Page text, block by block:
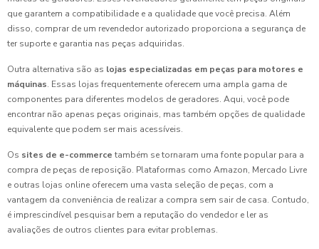
que garantem a compatibilidade e a qualidade que você precisa. Além
disso, comprar de um revendedor autorizado proporciona a segurança de
ter suporte e garantia nas peças adquiridas.
Outra alternativa são as lojas especializadas em peças para motores e
máquinas. Essas lojas frequentemente oferecem uma ampla gama de
componentes para diferentes modelos de geradores. Aqui, você pode
encontrar não apenas peças originais, mas também opções de qualidade
equivalente que podem ser mais acessíveis.
Os sites de e-commerce também se tornaram uma fonte popular para a
compra de peças de reposição. Plataformas como Amazon, Mercado Livre
e outras lojas online oferecem uma vasta seleção de peças, com a
vantagem da conveniência de realizar a compra sem sair de casa. Contudo,
é imprescindível pesquisar bem a reputação do vendedor e ler as
avaliações de outros clientes para evitar problemas.